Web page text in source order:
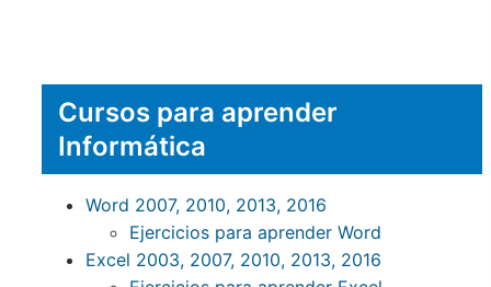
Cursos para aprender
Informática
Word 2007, 2010, 2013, 2016
Ejercicios para aprender Word
Excel 2003, 2007, 2010, 2013, 2016